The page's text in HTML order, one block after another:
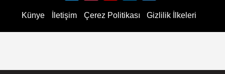
Künye İletişim Çerez Politikası Gizlilik İlkeleri